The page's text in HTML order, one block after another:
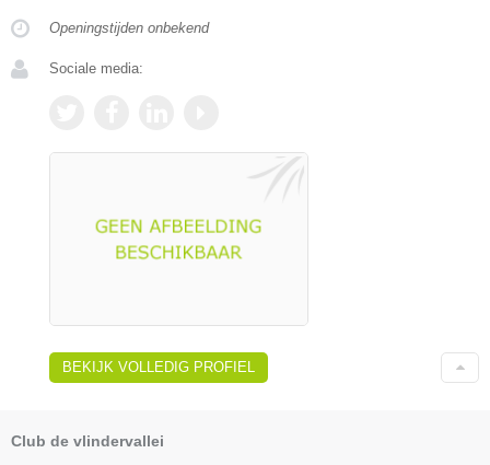
Openingstijden onbekend
Sociale media:
BEKIJK VOLLEDIG PROFIEL
Club de vlindervallei